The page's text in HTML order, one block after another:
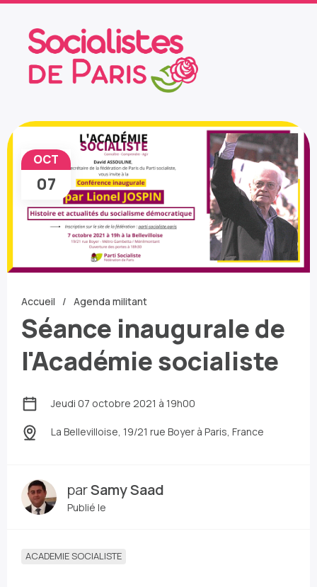
OCT
07
Accueil Agenda militant
Séance inaugurale de
l'Académie socialiste
Jeudi 07 octobre 2021 à 19h00
La Bellevilloise, 19/21 rue Boyer à Paris, France
parSamy Saad
Publié le
ACADEMIE SOCIALISTE